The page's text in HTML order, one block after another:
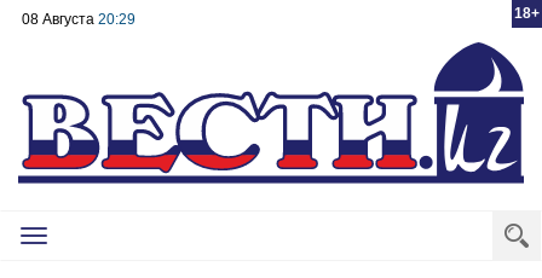
18+
08 Августа 20:29
Toggle